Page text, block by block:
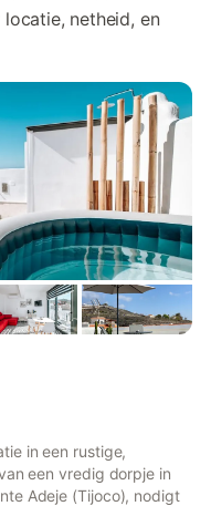
netheid, en
in een rustige,
een vredig dorpje in
Adeje (Tijoco), nodigt